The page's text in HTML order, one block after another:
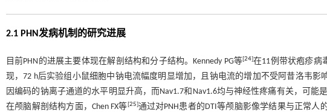
2.1 PHN发病机制的研究进展
目前PHN的进展主要体现在解剖结构和分子结构。Kennedy PG等[24]在11例带状疱疹病
现，72 h后实验组小鼠细胞中钠电流幅度明显增加，且钠电流的增加不受阿昔洛韦影
因编码的钠离子通道的水平明显升高，而Nav1.7和Nav1.6均与神经性疼痛有关，可能
在颅脑解剖结构方面，Chen FX等[25]通过对PNH患者的DTI等颅脑影像学结果与正常人